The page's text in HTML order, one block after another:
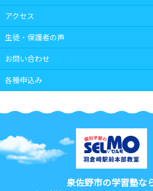
アクセス
生徒・保護者の声
お問い合わせ
各種申込み
泉佐野市の学習塾な